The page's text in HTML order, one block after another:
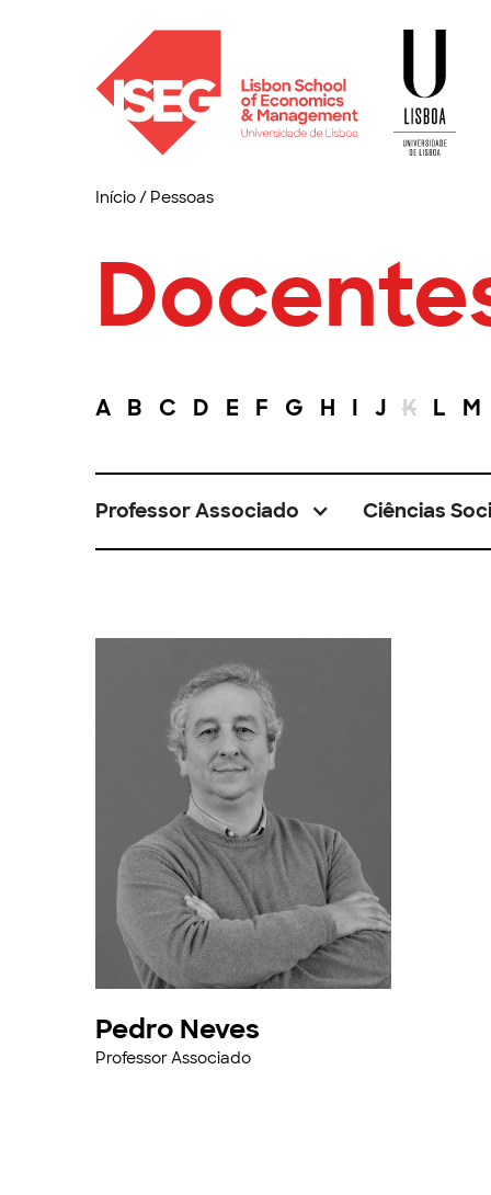
Início/ Pessoas
A B C D E F G H I J K L M
Professor Associado Ciências
Pedro Neves
Professor Associado